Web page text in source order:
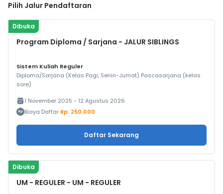
Pilih Jalur Pendaftaran
Dibuka
Program Diploma / Sarjana - JALUR SIBLINGS
Sistem Kuliah Reguler
Diploma/Sarjana (Kelas Pagi, Senin-Jumat) Pascasarjana (kelas
sore)
1 November 2025 - 12 Agustus 2026
Biaya Daftar Rp. 250.000
Daftar Sekarang
Dibuka
UM - REGULER - UM - REGULER